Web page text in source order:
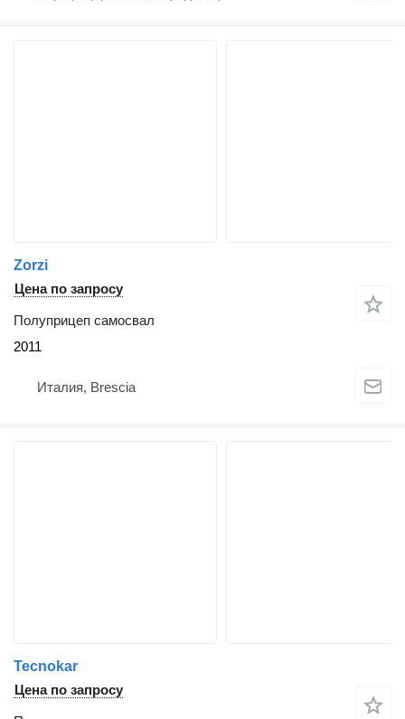
Zorzi
Цена по запросу
Полуприцеп самосвал
2011
Италия, Brescia
Tecnokar
Цена по запросу